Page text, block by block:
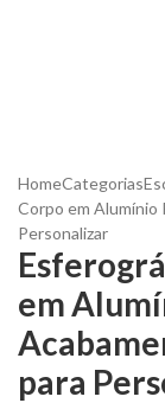
HomeCategorias
Corpo em Alumínio
Personalizar
em
para